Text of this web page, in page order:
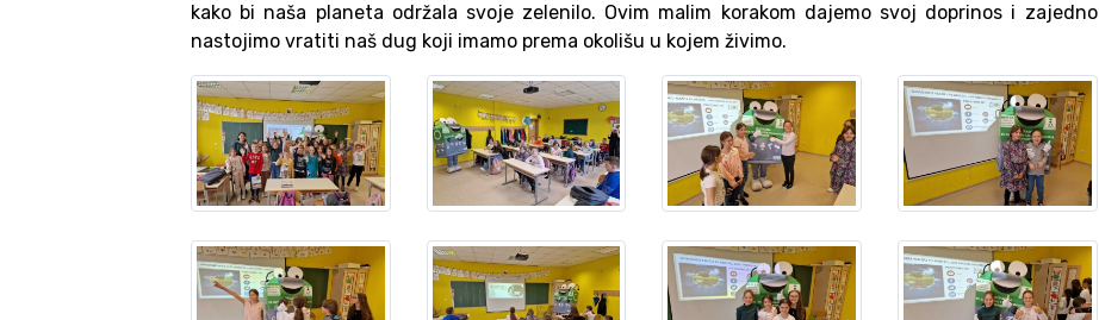
kako bi naša planeta održala svoje zelenilo. Ovim malim korakom dajemo svoj doprinos i zajedno
nastojimo vratiti naš dug koji imamo prema okolišu u kojem živimo.